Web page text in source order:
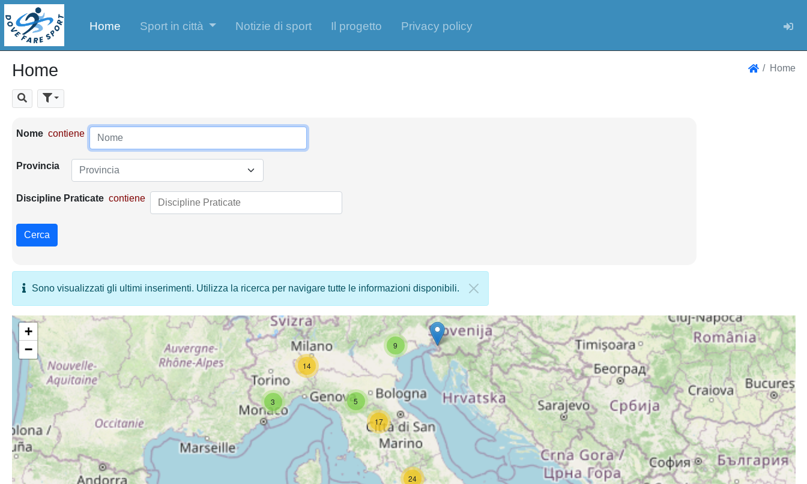
Home Sport in città Notizie di sport Il progetto Privacy policy
Home Home
CercaParametri di ricerca
Nome contiene
Provincia Provincia
Discipline Praticate contiene
Cerca
Sono visualizzati gli ultimi inserimenti. Utilizza la ricerca per navigare tutte le informazioni disponibili.
3 5
14
9
24
17
+
−